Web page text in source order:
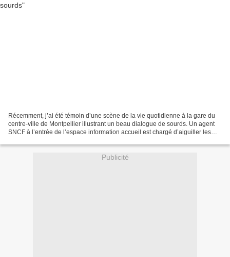
Récemment, j’ai été témoin d’une scène de la vie quotidienne à la gare du
centre-ville de Montpellier illustrant un beau dialogue de sourds. Un agent
SNCF à l’entrée de l’espace information accueil est chargé d’aiguiller les
Publicité